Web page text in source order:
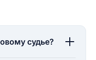
судье?